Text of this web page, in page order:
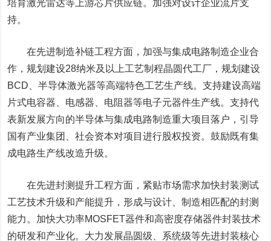
培育激光雷达等上游芯片供应链。加强对设计企业流片支
持。
在先进制造补链工程方面，加强与集成电路制造企业合
作，规划建设28纳米及以上工艺制程晶圆代工厂，规划建设
BCD、半导体激光器等高端特色工艺生产线。支持建设高端
片式电容器、电感器、电阻器等电子元器件生产线。支持代
表新发展方向的半导体与集成电路制造重大项目落户，引导
国有产业集团、社会资本对项目进行股权投资。鼓励既有集
成电路生产线改造升级。
在先进封测提升工程方面，紧贴市场需求加快封装测试
工艺技术升级和产能提升，形成与设计、制造相匹配的封测
能力。加快大功率MOSFET器件和高密度存储器件封装技术
的研发和产业化。大力发展晶圆级、系统级等先进封装核心